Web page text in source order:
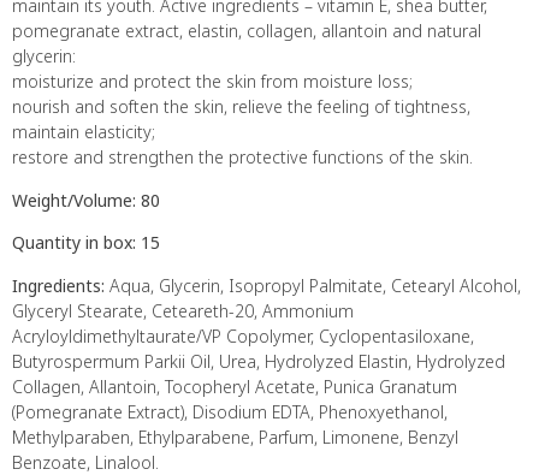
maintain its youth. Active ingredients – vitamin E, shea butter,
pomegranate extract, elastin, collagen, allantoin and natural
glycerin:
moisturize and protect the skin from moisture loss;
nourish and soften the skin, relieve the feeling of tightness,
maintain elasticity;
restore and strengthen the protective functions of the skin.
Weight/Volume: 80
Quantity in box: 15
Ingredients: Aqua, Glycerin, Isopropyl Palmitate, Cetearyl Alcohol,
Glyceryl Stearate, Ceteareth-20, Ammonium
Acryloyldimethyltaurate/VP Copolymer, Cyclopentasiloxane,
Butyrospermum Parkii Oil, Urea, Hydrolyzed Elastin, Hydrolyzed
Collagen, Allantoin, Tocopheryl Acetate, Punica Granatum
(Pomegranate Extract), Disodium EDTA, Phenoxyethanol,
Methylparaben, Ethylparabene, Parfum, Limonene, Benzyl
Benzoate, Linalool.